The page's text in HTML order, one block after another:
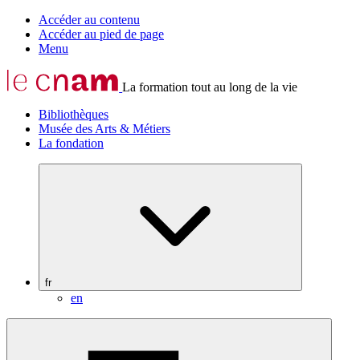
Accéder au contenu
Accéder au pied de page
Menu
La formation tout au long de la vie
Bibliothèques
Musée des Arts & Métiers
La fondation
fr
en